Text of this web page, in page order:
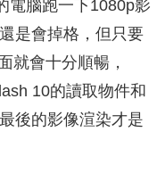
電腦跑一下1080p影
是會掉格，但只要
就會十分順暢，
10的讀取物件和
後的影像渲染才是